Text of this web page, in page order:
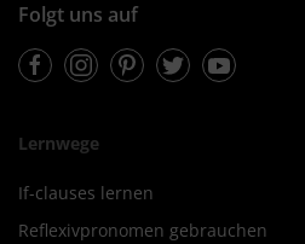
Folgt uns auf
FacebookInstagramPinterestTwitterYoutube
Lernwege
If-clauses lernen
Reflexivpronomen gebrauchen